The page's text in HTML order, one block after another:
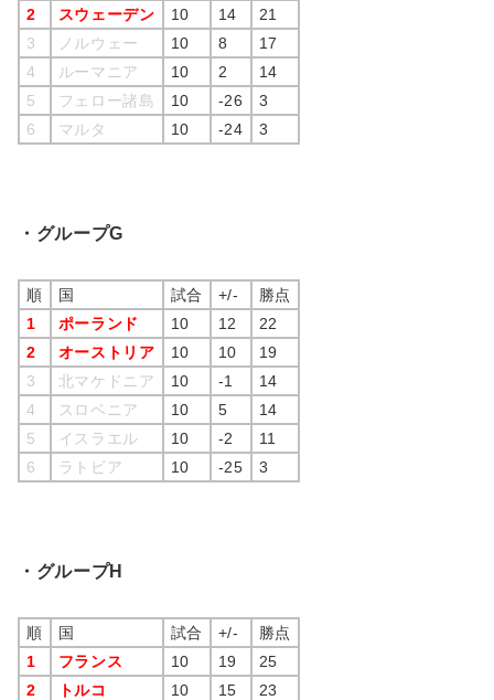
2
スウェーデン 10 14
21
3
ノルウェー 10 8
17
4
ルーマニア 10 2
14
5
フェロー諸島 10 -26
3
6
マルタ 10 -24 3
・グループG
順 国 試合 +/-
勝点
1
ポーランド 10 12
22
2
オーストリア 10 10
19
3
北マケドニア 10 -1
14
4
スロベニア 10 5
14
5
イスラエル 10 -2
11
6
ラトビア 10 -25 3
・グループH
順 国 試合 +/-
勝点
1
フランス 10 19
25
2
トルコ 10 15
23